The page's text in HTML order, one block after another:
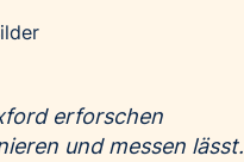
erforschen
und messen lässt.